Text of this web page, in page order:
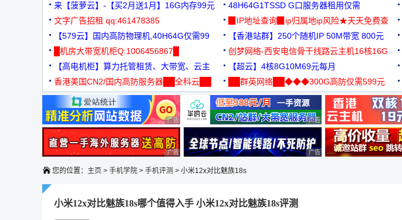
来【菠萝云】-【买2月送1月】16G内存99元
48H64G1TSSD G口服务器租用仅需
3000+可免费测试
文字广告招租 qq:461478385
▉IP地址查询▉ip归属地ip风险★天天免费查
【579云】国内高防物理机,40H64G仅需99
元
【香港站群】250个随机IP 50M带宽 800元
█机房大带宽机柜Q:1006456867█
创梦网络-西安电信骨干线路云主机16核16G
88元/月
【高电机柜】算力托管租赁、大带宽、云主
机
【超云】4核8G10M69元每月
香港美国CN2/国内高防服务器██全科云██
██群英网络██◆◆◆300G高防仅需599元
◆◆◆
广告 商业广告，理性选择 广告 商业广告，理性选择
广告 商业广告，理性选择 广告 商业广告，理性选择
您的位置： 主页 > 手机学院 > 手机评测 > 小米12x对比魅族18s
小米12x对比魅族18s哪个值得入手 小米12x对比魅族18s评测